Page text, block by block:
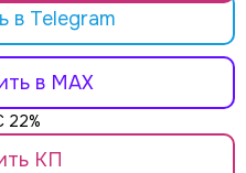
в Telegram
в MAX
22%
КП